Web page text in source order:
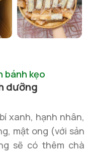
bánh kẹo
dưỡng
xanh, hạnh nhân,
mật ong (với sản
sẽ có thêm chà